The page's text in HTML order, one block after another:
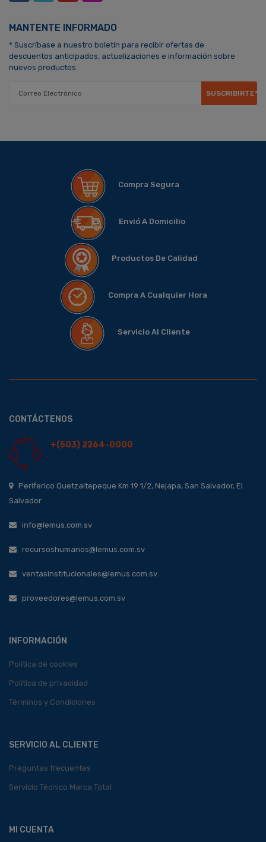
MANTENTE INFORMADO
* Suscríbase a nuestro boletín para recibir ofertas de
descuentos anticipados, actualizaciones e información sobre
nuevos productos.
SUSCRIBIRTE*
Compra Segura
Envió A Domicilio
Productos De Calidad
Compra A Cualquier Hora
Servicio Al Cliente
CONTÁCTENOS
+(503) 2264-0000
Periferico Quetzaltepeque Km 19 1/2, Nejapa, San Salvador, El
Salvador
info@lemus.com.sv
recursoshumanos@lemus.com.sv
ventasinstitucionales@lemus.com.sv
proveedores@lemus.com.sv
INFORMACIÓN
Política de cookies
Política de privacidad
Términos y Condiciones
SERVICIO AL CLIENTE
Preguntas frecuentes
Servicio Técnico Marca Total
MI CUENTA